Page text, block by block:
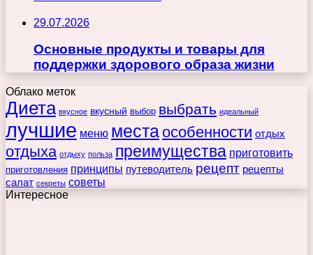
29.07.2026
Основные продукты и товары для
поддержки здорового образа жизни
Облако меток
Диета вкусное вкусный выбор выбрать идеальный
лучшие меню места особенности отдых
отдыха отдыху польза преимущества приготовить
приготовления принципы путеводитель рецепт рецепты
салат секреты советы
Интересное